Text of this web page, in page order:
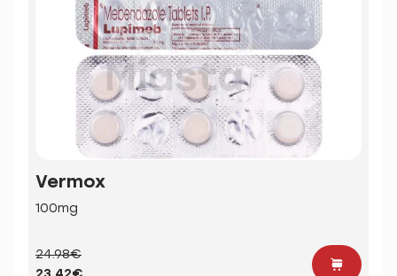
Vermox
100mg
24.98€